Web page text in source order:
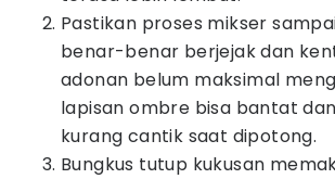
Pastikan proses mikser
benar-benar berjejak dan
adonan belum maksimal
lapisan ombre bisa bantat
kurang cantik saat dipotong.
Bungkus tutup kukusan